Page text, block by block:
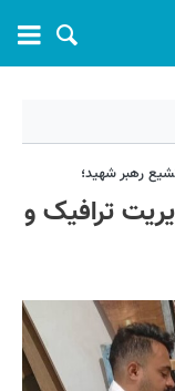
ترافیک و